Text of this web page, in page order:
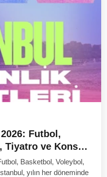
Futbol,
Tiyatro ve Konser
Basketbol, Voleybol,